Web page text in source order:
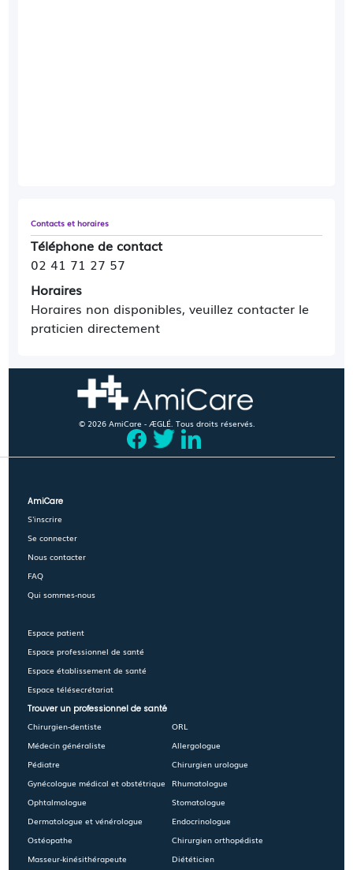
Contacts et horaires
Téléphone de contact
02 41 71 27 57
Horaires
Horaires non disponibles, veuillez contacter le
praticien directement
© 2026 AmiCare - ÆGLÉ. Tous droits réservés.
AmiCare
S'inscrire
Se connecter
Nous contacter
FAQ
Qui sommes-nous
Espace patient
Espace professionnel de santé
Espace établissement de santé
Espace télésecrétariat
Trouver un professionnel de santé
Chirurgien-dentiste
Médecin généraliste
Pédiatre
Gynécologue médical et obstétrique
Ophtalmologue
Dermatologue et vénérologue
Ostéopathe
Masseur-kinésithérapeute
ORL
Allergologue
Chirurgien urologue
Rhumatologue
Stomatologue
Endocrinologue
Chirurgien orthopédiste
Diététicien